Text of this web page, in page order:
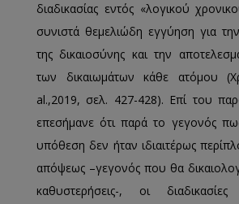
διαδικασίας εντός «λογικού
συνιστά θεμελιώδη εγγύηση για
της δικαιοσύνης και την
των δικαιωμάτων κάθε ατόμου
al.,2019, σελ. 427-428). Επί του
επεσήμανε ότι παρά το γεγονός
υπόθεση δεν ήταν ιδιαιτέρως
απόψεως –γεγονός που θα
καθυστερήσεις-, οι